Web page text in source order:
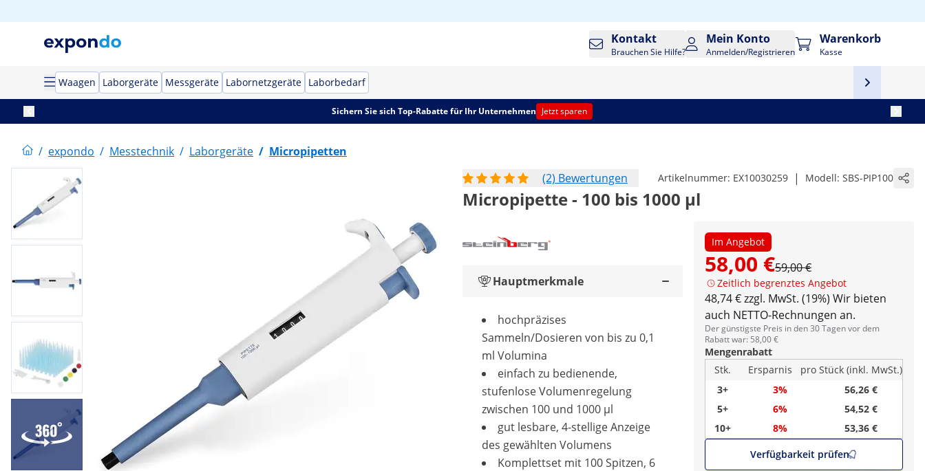
Kontakt
Brauchen Sie Hilfe?
Mein Konto
Anmelden/Registrieren
Warenkorb
Kasse
Waagen Laborgeräte Messgeräte Labornetzgeräte Laborbedarf
Sichern Sie sich Top-Rabatte für Ihr Unternehmen Jetzt sparen
/ expondo / Messtechnik / Laborgeräte / Micropipetten
(2) Bewertungen
Artikelnummer: EX10030259 | Modell: SBS-PIP100
Micropipette - 100 bis 1000 µl
Im Angebot
58,00 €59,00 €
Zeitlich begrenztes Angebot
48,74 € zzgl. MwSt. (19%) Wir bieten
auch NETTO-Rechnungen an.
Der günstigste Preis in den 30 Tagen vor dem
Rabatt war: 58,00 €
Mengenrabatt
Stk.
Ersparnis
pro Stück (inkl. MwSt.)
3+
3%
56,26 €
5+
6%
54,52 €
10+
8%
53,36 €
Verfügbarkeit prüfen
Hauptmerkmale
hochpräzises
Sammeln/Dosieren von bis zu 0,1
ml Volumina
einfach zu bedienende,
stufenlose Volumenregelung
zwischen 100 und 1000 µl
gut lesbare, 4-stellige Anzeige
des gewählten Volumens
Komplettset mit 100 Spitzen, 6